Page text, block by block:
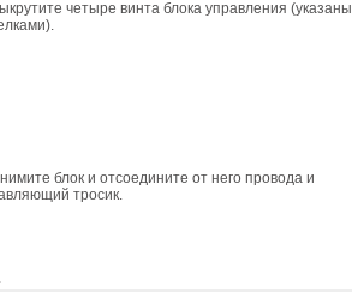
четыре винта блока управления (указаны
блок и отсоедините от него провода и
тросик.